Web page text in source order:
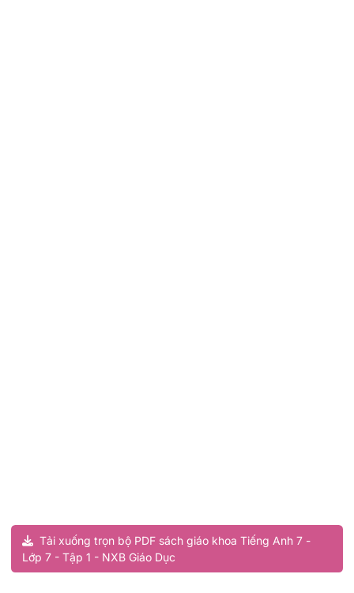
Tải xuống trọn bộ PDF sách giáo khoa Tiếng Anh 7 -
Lớp 7 - Tập 1 - NXB Giáo Dục